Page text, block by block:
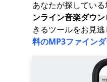
あなたが探している
ンライン音楽ダウ
きるツールをお見
料のMP3ファイン